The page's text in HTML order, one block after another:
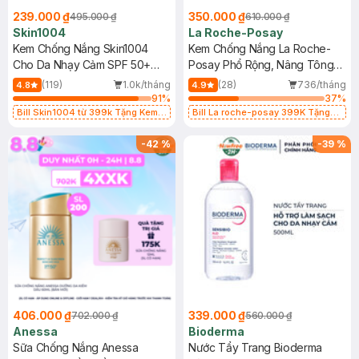
239.000 ₫495.000 ₫
Skin1004
Kem Chống Nắng Skin1004
Cho Da Nhạy Cảm SPF 50+
50ml
4.8 (119)
1.0k/tháng
91%
Bill Skin1004 từ 399k Tặng Kem
SPF 50+ 20ml (SL Có Hạn)
350.000 ₫610.000 ₫
La Roche-Posay
Kem Chống Nắng La Roche-
Posay Phổ Rộng, Nâng Tông
Kiềm Dầu 50ml
4.9 (28)
736/tháng
37%
Bill La roche-posay 399K Tặng
(SL có hạn)
-42%
406.000 ₫702.000 ₫
Anessa
Sữa Chống Nắng Anessa
-39 %
339.000 ₫560.000 ₫
Bioderma
Nước Tẩy Trang Bioderma